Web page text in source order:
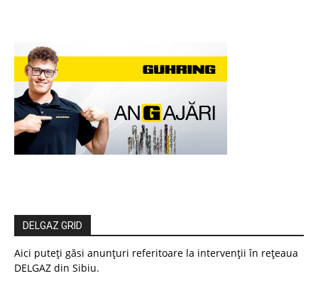
DELGAZ GRID
Aici puteți găsi anunțuri referitoare la intervenții în rețeaua
DELGAZ din Sibiu.